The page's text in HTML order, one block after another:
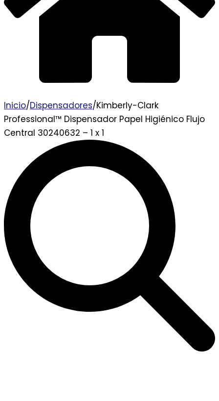
Inicio/Dispensadores/Kimberly-Clark
Professional™ Dispensador Papel Higiénico Flujo
Central 30240632 – 1 x 1